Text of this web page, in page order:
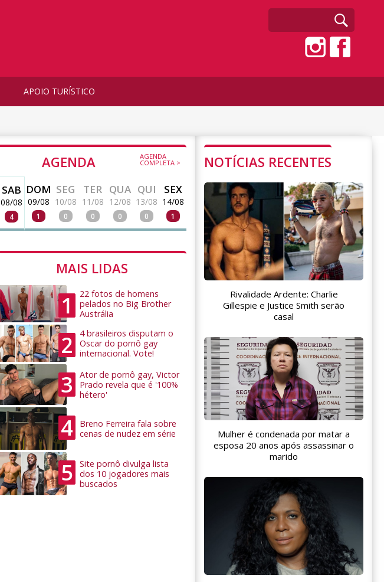
APOIO TURÍSTICO
AGENDA AGENDA
COMPLETA >
SAB
08/08
4
DOM
09/08
1
SEG
10/08
0
TER
11/08
0
QUA
12/08
0
QUI
13/08
0
SEX
14/08
1
MAIS LIDAS
1
22 fotos de homens
pelados no Big Brother
Austrália
2
4 brasileiros disputam o
Oscar do pornô gay
internacional. Vote!
3
Ator de pornô gay, Victor
Prado revela que é '100%
hétero'
4
Breno Ferreira fala sobre
cenas de nudez em série
5
Site pornô divulga lista
dos 10 jogadores mais
buscados
NOTÍCIAS RECENTES
Rivalidade Ardente: Charlie
Gillespie e Justice Smith serão
casal
Mulher é condenada por matar a
esposa 20 anos após assassinar o
marido